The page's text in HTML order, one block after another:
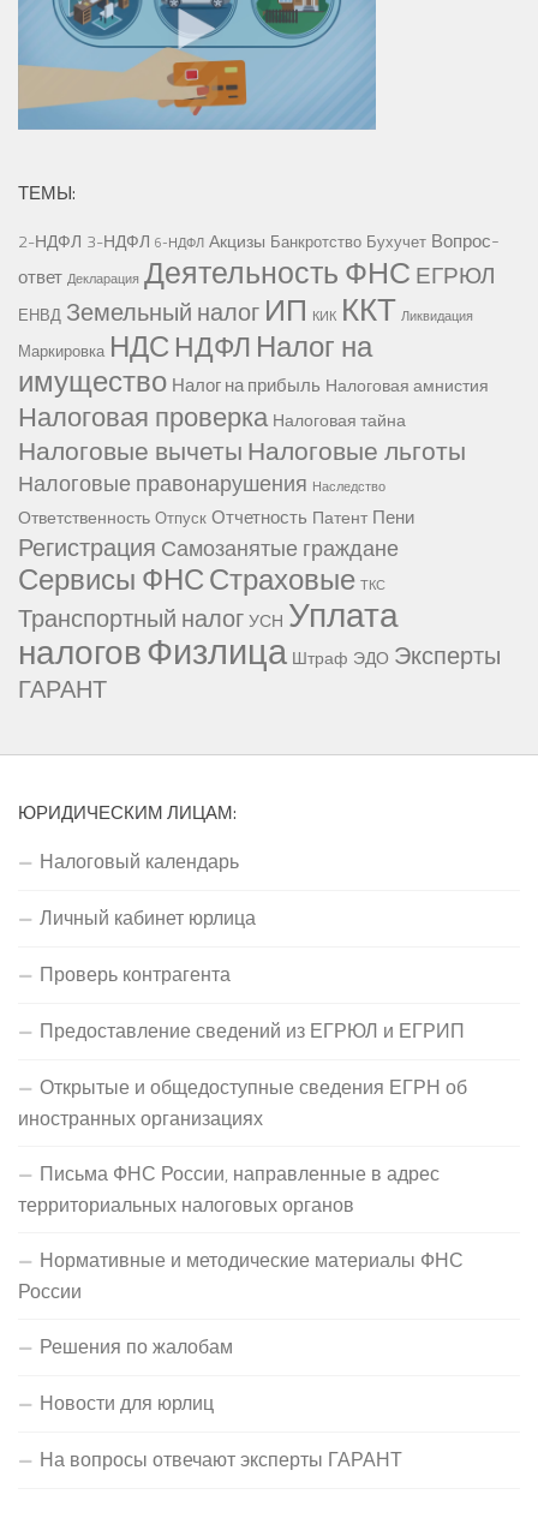
ТЕМЫ:
2-НДФЛ 3-НДФЛ 6-НДФЛ Акцизы Банкротство Бухучет Вопрос-
ответ Декларация Деятельность ФНС ЕГРЮЛ
ЕНВД Земельный налог ИП КИК ККТ Ликвидация
Маркировка НДС НДФЛ Налог на
имущество Налог на прибыль Налоговая амнистия
Налоговая проверка Налоговая тайна
Налоговые вычетыНалоговые льготы
Налоговые правонарушения Наследство
Ответственность Отпуск Отчетность Патент Пени
Регистрация Самозанятые граждане
Сервисы ФНССтраховые ТКС
Транспортный налогУСН Уплата
налоговФизлица Штраф ЭДО Эксперты
ГАРАНТ
ЮРИДИЧЕСКИМ ЛИЦАМ:
Налоговый календарь
Личный кабинет юрлица
Проверь контрагента
Предоставление сведений из ЕГРЮЛ и ЕГРИП
Открытые и общедоступные сведения ЕГРН об
иностранных организациях
Письма ФНС России, направленные в адрес
территориальных налоговых органов
Нормативные и методические материалы ФНС
России
Решения по жалобам
Новости для юрлиц
На вопросы отвечают эксперты ГАРАНТ